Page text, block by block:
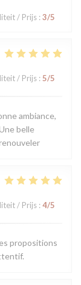
/ Prijs : 3/5
/ Prijs : 5/5
ambiance,
belle
/ Prijs : 4/5
propositions